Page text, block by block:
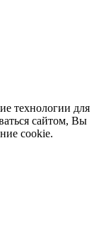
технологии для
сайтом, Вы
cookie.